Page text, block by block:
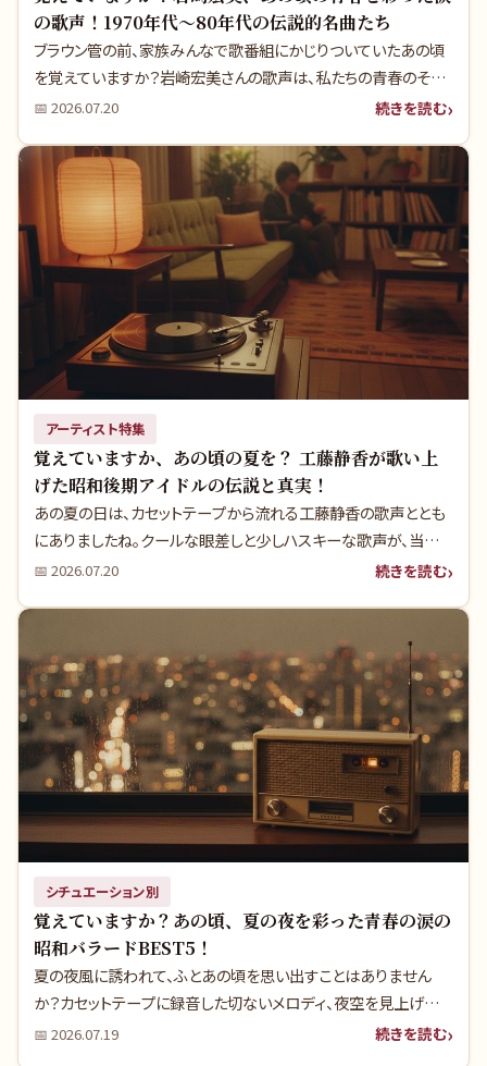
の歌声！1970年代〜80年代の伝説的名曲たち
ブラウン管の前、家族みんなで歌番組にかじりついていたあの頃
を覚えていますか？岩崎宏美さんの歌声は、私たちの青春のそば
にいつもありました。あの瑞々しい歌声の裏には、多くの人が知ら
そ分かる、彼女の音楽が持つ真の魅力に迫ります。
📅2026.07.20 続きを読む
アーティスト特集
覚えていますか、あの頃の夏を？ 工藤静香が歌い上
げた昭和後期アイドルの伝説と真実！
あの夏の日は、カセットテープから流れる工藤静香の歌声ととも
にありましたね。クールな眼差しと少しハスキーな歌声が、当時
の僕たちの胸をどれだけ焦がしたことでしょう。彼女のヒット曲の
📅2026.07.20 続きを読む
シチュエーション別
覚えていますか？あの頃、夏の夜を彩った青春の涙の
昭和バラードBEST5！
夏の夜風に誘われて、ふとあの頃を思い出すことはありません
か？カセットテープに録音した切ないメロディ、夜空を見上げな
がら聴いた淡い恋の歌……。当時のヒット曲の裏には、多くの人
📅2026.07.19 続きを読む